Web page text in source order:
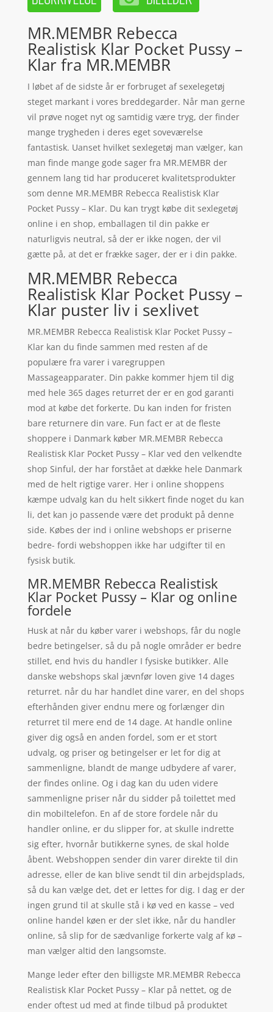
MR.MEMBR Rebecca
Realistisk Klar Pocket Pussy –
Klar fra MR.MEMBR
I løbet af de sidste år er forbruget af sexelegetøj
steget markant i vores breddegarder. Når man gerne
vil prøve noget nyt og samtidig være tryg, der finder
mange trygheden i deres eget soveværelse
fantastisk. Uanset hvilket sexlegetøj man vælger, kan
man finde mange gode sager fra MR.MEMBR der
gennem lang tid har produceret kvalitetsprodukter
som denne MR.MEMBR Rebecca Realistisk Klar
Pocket Pussy – Klar. Du kan trygt købe dit sexlegetøj
online i en shop, emballagen til din pakke er
naturligvis neutral, så der er ikke nogen, der vil
gætte på, at det er frække sager, der er i din pakke.
MR.MEMBR Rebecca
Realistisk Klar Pocket Pussy –
Klar puster liv i sexlivet
MR.MEMBR Rebecca Realistisk Klar Pocket Pussy –
Klar kan du finde sammen med resten af de
populære fra varer i varegruppen
Massageapparater. Din pakke kommer hjem til dig
med hele 365 dages returret der er en god garanti
mod at købe det forkerte. Du kan inden for fristen
bare returnere din vare. Fun fact er at de fleste
shoppere i Danmark køber MR.MEMBR Rebecca
Realistisk Klar Pocket Pussy – Klar ved den velkendte
shop Sinful, der har forstået at dække hele Danmark
med de helt rigtige varer. Her i online shoppens
kæmpe udvalg kan du helt sikkert finde noget du kan
li, det kan jo passende være det produkt på denne
side. Købes der ind i online webshops er priserne
bedre- fordi webshoppen ikke har udgifter til en
fysisk butik.
MR.MEMBR Rebecca Realistisk
Klar Pocket Pussy – Klar og online
fordele
Husk at når du køber varer i webshops, får du nogle
bedre betingelser, så du på nogle områder er bedre
stillet, end hvis du handler I fysiske butikker. Alle
danske webshops skal jævnfør loven give 14 dages
returret. når du har handlet dine varer, en del shops
efterhånden giver endnu mere og forlænger din
returret til mere end de 14 dage. At handle online
giver dig også en anden fordel, som er et stort
udvalg, og priser og betingelser er let for dig at
sammenligne, blandt de mange udbydere af varer,
der findes online. Og i dag kan du uden videre
sammenligne priser når du sidder på toilettet med
din mobiltelefon. En af de store fordele når du
handler online, er du slipper for, at skulle indrette
sig efter, hvornår butikkerne synes, de skal holde
åbent. Webshoppen sender din varer direkte til din
adresse, eller de kan blive sendt til din arbejdsplads,
så du kan vælge det, det er lettes for dig. I dag er der
ingen grund til at skulle stå i kø ved en kasse – ved
online handel køen er der slet ikke, når du handler
online, så slip for de sædvanlige forkerte valg af kø –
man vælger altid den langsomste.
Mange leder efter den billigste MR.MEMBR Rebecca
Realistisk Klar Pocket Pussy – Klar på nettet, og de
ender oftest ud med at finde tilbud på produktet